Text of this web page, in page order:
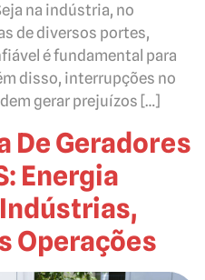
na indústria, no
de diversos portes,
é fundamental para
disso, interrupções no
gerar prejuízos […]
De Geradores
Energia
Operações